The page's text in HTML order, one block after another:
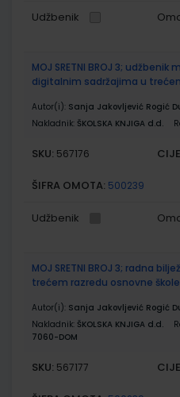
Udžbenik
MOJ SRETNI BROJ 3;
digitalnim sadržajima u
Autor(i): Sanja Jakovljević Rogić
Nakladnik: ŠKOLSKA KNJIGA d.d.
SKU: 567176
ŠIFRA OMOTA: 500239
Udžbenik
MOJ SRETNI BROJ 3; radna
trećem razredu osnovne škole
Autor(i): Sanja Jakovljević Rogić
Nakladnik: ŠKOLSKA KNJIGA d.d.
7060-DOM
SKU: 567177